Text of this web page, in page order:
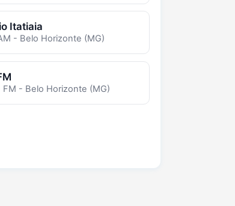
Itatiaia
- Belo Horizonte (MG)
FM - Belo Horizonte (MG)